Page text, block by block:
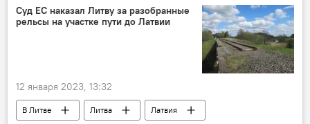
волонтеры
Суд ЕС наказал Литву за разобранные
рельсы на участке пути до Латвии
12 января 2023, 13:32
В Литве Литва
Латвия